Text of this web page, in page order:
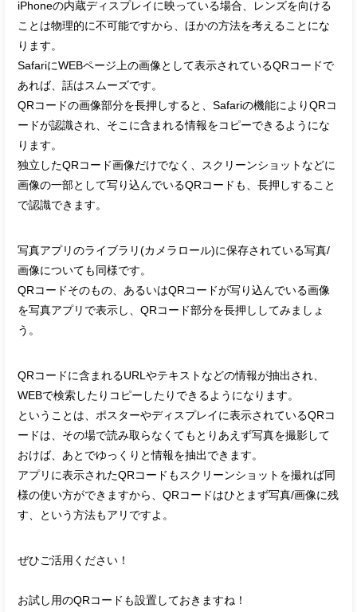
iPhoneの内蔵ディスプレイに映っている場合、レンズを向ける
ことは物理的に不可能ですから、ほかの方法を考えることにな
ります。
SafariにWEBページ上の画像として表示されているQRコードで
あれば、話はスムーズです。
QRコードの画像部分を長押しすると、Safariの機能によりQRコ
ードが認識され、そこに含まれる情報をコピーできるようにな
ります。
独立したQRコード画像だけでなく、スクリーンショットなどに
画像の一部として写り込んでいるQRコードも、長押しすること
で認識できます。
写真アプリのライブラリ(カメラロール)に保存されている写真/
画像についても同様です。
QRコードそのもの、あるいはQRコードが写り込んでいる画像
を写真アプリで表示し、QRコード部分を長押ししてみましょ
う。
QRコードに含まれるURLやテキストなどの情報が抽出され、
WEBで検索したりコピーしたりできるようになります。
ということは、ポスターやディスプレイに表示されているQRコ
ードは、その場で読み取らなくてもとりあえず写真を撮影して
おけば、あとでゆっくりと情報を抽出できます。
アプリに表示されたQRコードもスクリーンショットを撮れば同
様の使い方ができますから、QRコードはひとまず写真/画像に残
す、という方法もアリですよ。
ぜひご活用ください！
お試し用のQRコードも設置しておきますね！